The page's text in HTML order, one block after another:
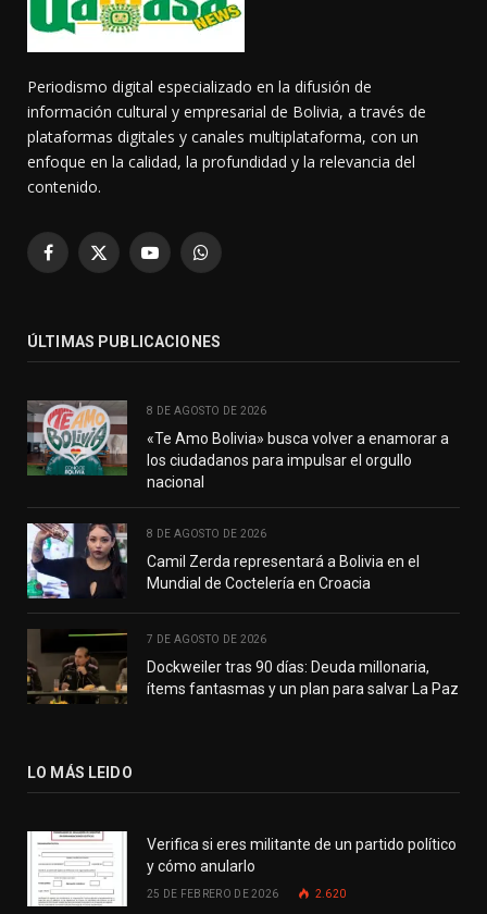
Periodismo digital especializado en la difusión de
información cultural y empresarial de Bolivia, a través de
plataformas digitales y canales multiplataforma, con un
enfoque en la calidad, la profundidad y la relevancia del
contenido.
Facebook
X
YouTubeWhatsApp
ÚLTIMAS PUBLICACIONES
8 DE AGOSTO DE 2026
«Te Amo Bolivia» busca volver a enamorar a
los ciudadanos para impulsar el orgullo
nacional
8 DE AGOSTO DE 2026
Camil Zerda representará a Bolivia en el
Mundial de Coctelería en Croacia
7 DE AGOSTO DE 2026
Dockweiler tras 90 días: Deuda millonaria,
ítems fantasmas y un plan para salvar La Paz
LO MÁS LEIDO
Verifica si eres militante de un partido político
y cómo anularlo
25 DE FEBRERO DE 2026 2.620